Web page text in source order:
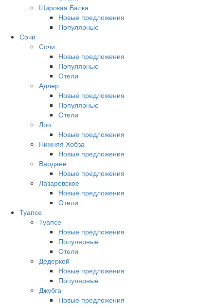
Широкая Балка
Новые предложения
Популярные
Сочи
Сочи
Новые предложения
Популярные
Отели
Адлер
Новые предложения
Популярные
Отели
Лоо
Новые предложения
Нижняя Хобза
Новые предложения
Вардане
Новые предложения
Лазаревское
Новые предложения
Отели
Туапсе
Туапсе
Новые предложения
Популярные
Отели
Дедеркой
Новые предложения
Популярные
Джубга
Новые предложения